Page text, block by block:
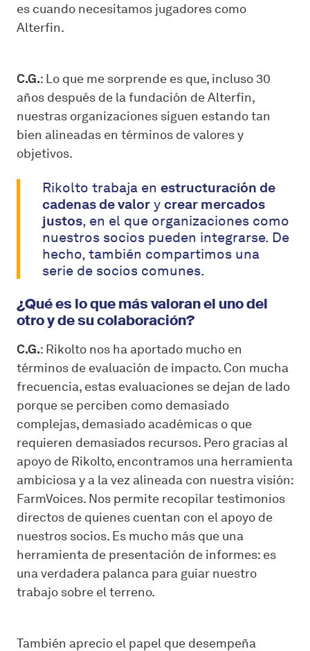
es cuando necesitamos jugadores como
Alterfin.
C.G.: Lo que me sorprende es que, incluso 30
años después de la fundación de Alterfin,
nuestras organizaciones siguen estando tan
bien alineadas en términos de valores y
objetivos.
Rikolto trabaja en estructuración de
cadenas de valor y crear mercados
justos, en el que organizaciones como
nuestros socios pueden integrarse. De
hecho, también compartimos una
serie de socios comunes.
¿Qué es lo que más valoran el uno del
otro y de su colaboración?
C.G.: Rikolto nos ha aportado mucho en
términos de evaluación de impacto. Con mucha
frecuencia, estas evaluaciones se dejan de lado
porque se perciben como demasiado
complejas, demasiado académicas o que
requieren demasiados recursos. Pero gracias al
apoyo de Rikolto, encontramos una herramienta
ambiciosa y a la vez alineada con nuestra visión:
FarmVoices. Nos permite recopilar testimonios
directos de quienes cuentan con el apoyo de
nuestros socios. Es mucho más que una
herramienta de presentación de informes: es
una verdadera palanca para guiar nuestro
trabajo sobre el terreno.
También aprecio el papel que desempeña